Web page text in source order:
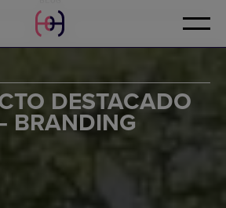
CONTACTO
DESTACADO
BRANDING